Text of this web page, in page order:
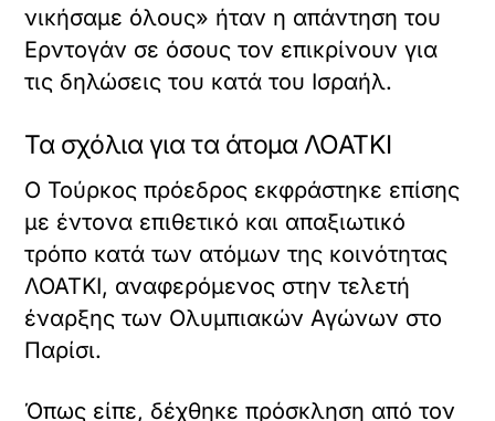
νικήσαμε όλους» ήταν η απάντηση του
Ερντογάν σε όσους τον επικρίνουν για
τις δηλώσεις του κατά του Ισραήλ.
Τα σχόλια για τα άτομα ΛΟΑΤΚΙ
Ο Τούρκος πρόεδρος εκφράστηκε επίσης
με έντονα επιθετικό και απαξιωτικό
τρόπο κατά των ατόμων της κοινότητας
ΛΟΑΤΚΙ, αναφερόμενος στην τελετή
έναρξης των Ολυμπιακών Αγώνων στο
Παρίσι.
Όπως είπε, δέχθηκε πρόσκληση από τον